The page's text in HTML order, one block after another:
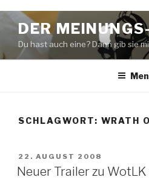
Zum
Inhalt
springen
DER
Du hast auch eine? Dann gib sie
SCHLAGWORT: WRATH
VERÖFFENTLICHT
AM
22. AUGUST 2008
Neuer Trailer zu